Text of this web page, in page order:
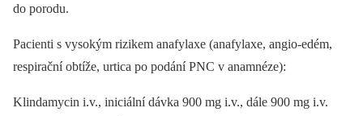
do porodu.
Pacienti s vysokým rizikem anafylaxe (anafylaxe, angio-edém,
respirační obtíže, urtica po podání PNC v anamnéze):
Klindamycin i.v., iniciální dávka 900 mg i.v., dále 900 mg i.v.